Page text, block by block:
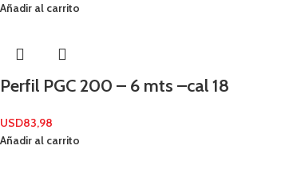
Añadir al carrito
Perfil PGC 200 – 6 mts –cal 18
USD83,98
Añadir al carrito